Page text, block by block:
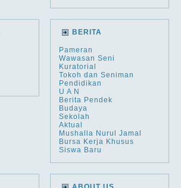
BERITA
Pameran
Wawasan Seni
Kuratorial
Tokoh dan Seniman
Pendidikan
U A N
Berita Pendek
Budaya
Sekolah
Aktual
Mushalla Nurul Jamal
Bursa Kerja Khusus
Siswa Baru